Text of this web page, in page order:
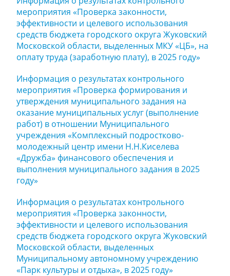
мероприятия «Проверка законности,
эффективности и целевого использования
средств бюджета городского округа Жуковский
Московской области, выделенных МКУ «ЦБ», на
оплату труда (заработную плату), в 2025 году»
Информация о результатах контрольного
мероприятия «Проверка формирования и
утверждения муниципального задания на
оказание муниципальных услуг (выполнение
работ) в отношении Муниципального
учреждения «Комплексный подростково-
молодежный центр имени Н.Н.Киселева
«Дружба» финансового обеспечения и
выполнения муниципального задания в 2025
году»
Информация о результатах контрольного
мероприятия «Проверка законности,
эффективности и целевого использования
средств бюджета городского округа Жуковский
Московской области, выделенных
Муниципальному автономному учреждению
«Парк культуры и отдыха», в 2025 году»